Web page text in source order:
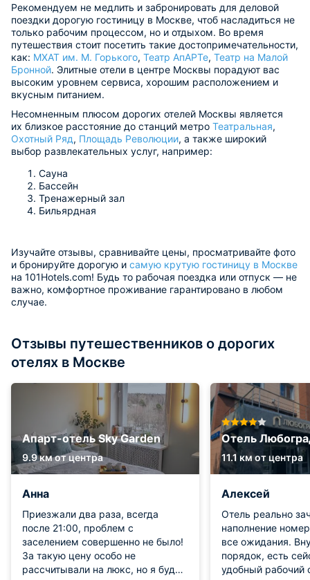
Рекомендуем не медлить и забронировать для деловой
поездки дорогую гостиницу в Москве, чтоб насладиться не
только рабочим процессом, но и отдыхом. Во время
путешествия стоит посетить такие достопримечательности,
как: МХАТ им. М. Горького, Театр АпАРТе, Театр на Малой
Бронной. Элитные отели в центре Москвы порадуют вас
высоким уровнем сервиса, хорошим расположением и
вкусным питанием.
Несомненным плюсом дорогих отелей Москвы является
их близкое расстояние до станций метро Театральная,
Охотный Ряд, Площадь Революции, а также широкий
выбор развлекательных услуг, например:
Сауна
Бассейн
Тренажерный зал
Бильярдная
Изучайте отзывы, сравнивайте цены, просматривайте фото
и бронируйте дорогую и самую крутую гостиницу в Москве
на 101Hotels.com! Будь то рабочая поездка или отпуск — не
важно, комфортное проживание гарантировано в любом
случае.
Отзывы путешественников о дорогих
отелях в Москве
Апарт-отель Sky Garden
9.9 км от центра
Анна
Приезжали два раза, всегда
после 21:00, проблем с
заселением совершенно не было!
За такую цену особо не
рассчитывали на люкс, но я буду
Отель
11.1 км от центра
Алексей
Отель реально
наполнение
все ожидания.
порядок, есть
удобный рабочий